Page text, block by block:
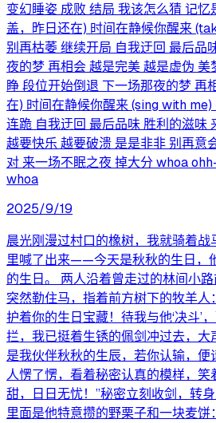
变幻睡姿 成败 结局 我该怎么猜 记
盖，昨日还在) 时间在静候你醒来
别再枯萎 继续开局 自我迂回 最后品
夜的梦 再相会 越是完美 越是虚伪
睁 段位开始倒退 下一场那夜的梦 再
在) 时间在静候你醒来 (sing with
连跪 自我迂回 最后品味 胜利的滋味
越要快乐 越要破溃 是是非非 别再意
对 来一场不眠之夜 掉大分 whoa
whoa
2025/9/19
晨光刚漫过村口的橡树，我就骑着
里喊了出来——今天是秋秋的生日，
的生日。 两人沿着曾走过的林间小
突然勒住马，指着前方树下的牧羊人
护着你的生日宝藏！待我与他‘决斗’
拦，我已挺着生锈的佩剑冲过去，大
是我伙伴秋秋的生辰，若你认输，便
人愣了愣，看着秘密认真的模样，笑
甜，日日无忧！”秘密立刻收剑，转
里面是他特意攒的野栗子和一块麦饼